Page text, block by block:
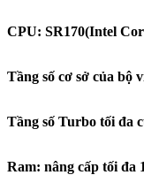
CPU: SR170(Intel
Tầng số cơ sở của bộ
Tầng số Turbo tối đa
Ram: nâng cấp tối đa